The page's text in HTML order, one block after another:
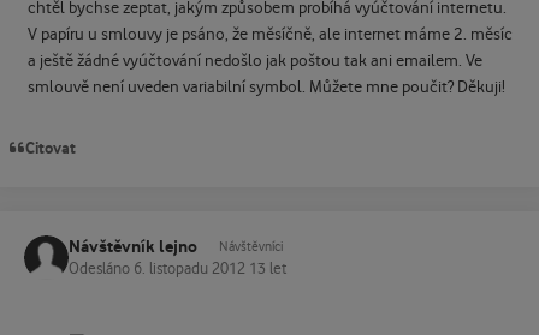
chtěl bychse zeptat, jakým způsobem probíhá vyúčtování internetu.
V papíru u smlouvy je psáno, že měsíčně, ale internet máme 2. měsíc
a ještě žádné vyúčtování nedošlo jak poštou tak ani emailem. Ve
smlouvě není uveden variabilní symbol. Můžete mne poučit? Děkuji!
Citovat
Návštěvník lejno Návštěvníci
Odesláno 6. listopadu 2012 13 let